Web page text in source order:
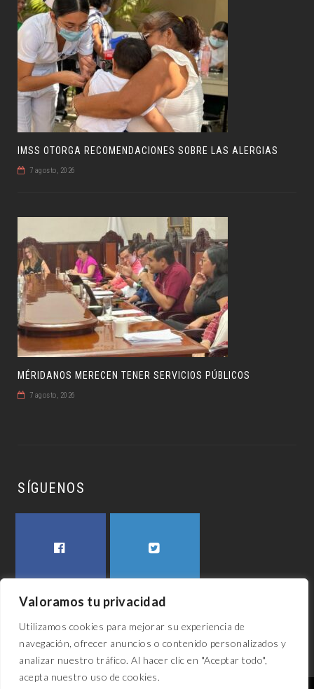
Valoramos tu privacidad
Utilizamos cookies para mejorar su experiencia de
navegación, ofrecer anuncios o contenido personalizados y
analizar nuestro tráfico. Al hacer clic en "Aceptar todo",
acepta nuestro uso de cookies.
IMSS OTORGA RECOMENDACIONES SOBRE LAS ALERGIAS
7 agosto, 2026
MÉRIDANOS MERECEN TENER SERVICIOS PÚBLICOS
7 agosto, 2026
SÍGUENOS